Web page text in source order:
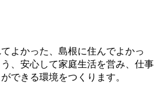
てよかった、島根に住んでよかっ
、安心して家庭生活を営み、仕事
できる環境をつくります。